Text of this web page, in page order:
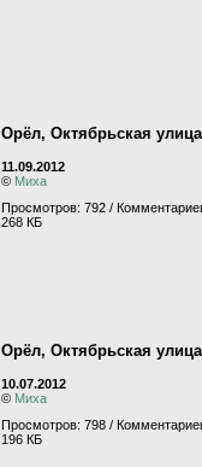
Орёл, Октябрьская улица
11.09.2012
© Миха
Просмотров: 792 /
268 КБ
Орёл, Октябрьская улица
10.07.2012
© Миха
Просмотров: 798 /
196 КБ